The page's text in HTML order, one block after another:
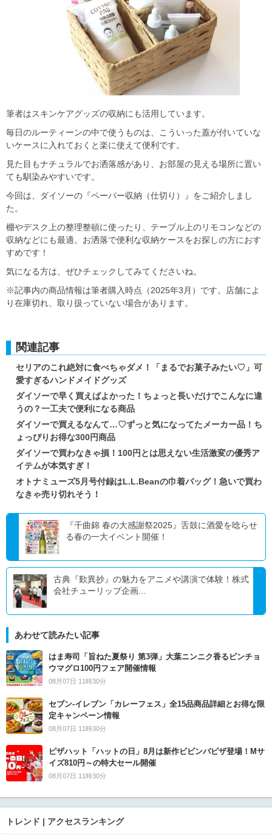
筆者はスキンケアグッズの収納にも活用しています。
毎日のルーティーンの中で使うものは、こういった蓋が付いていな
いケースに入れておくと楽に使えて便利です。
見た目もナチュラルでお洒落感があり、お部屋の見える場所に置い
ても馴染みやすいです。
今回は、ダイソーの『ペーパー収納（仕切り）』をご紹介しまし
た。
棚やデスク上の整理整頓に使ったり、テーブル上のリモコンなどの
収納などにも最適。お洒落で便利な収納ケースをお探しの方におす
すめです！
気になる方は、ぜひチェックしてみてくださいね。
※記事内の商品情報は筆者購入時点（2025年3月）です。店舗によ
り在庫切れ、取り扱っていない場合があります。
関連記事
セリアのこれ絶対に食べちゃダメ！「まるでお菓子みたい♡」可
愛すぎるハンドメイドグッズ
ダイソーで早く買えばよかった！ちょっと長いだけでこんなに違
うの？一工夫で便利になる商品
ダイソーで買えるなんて…♡ずっと気になってたメーカー品！ち
ょっぴりお得な300円商品
ダイソーで買わなきゃ損！100円とは思えない生活激変の優秀ア
イテムが本気すぎ！
オトナミューズ5月号付録はL.L.Beanの巾着バッグ！急いで買わ
なきゃ売り切れそう！
『千曲錦 春の大感謝祭2025』舌鼓に酒愛を唸らせ
る春の一大イベント開催！
古典『歎異抄』の魅力をアニメや講演で体験！株式
会社チューリップ企画...
あわせて読みたい記事
はま寿司「旨ねた夏祭り 第3弾」大葉ニンニク香るビンチョ
ウマグロ100円フェア開催情報
08月07日 11時30分
セブン‐イレブン「カレーフェス」全15品商品詳細とお得な限
定キャンペーン情報
08月07日 11時30分
ピザハット「ハットの日」8月は新作ビビンバピザ登場！Mサ
イズ810円～の特大セール開催
08月07日 11時30分
トレンド | アクセスランキング